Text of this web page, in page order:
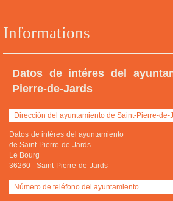
Informations
Datos de intéres del
Pierre-de-Jards
Dirección del ayuntamiento de Saint-Pierre-de-
Datos de intéres del ayuntamiento
de Saint-Pierre-de-Jards
Le Bourg
36260 - Saint-Pierre-de-Jards
Número de teléfono del ayuntamiento